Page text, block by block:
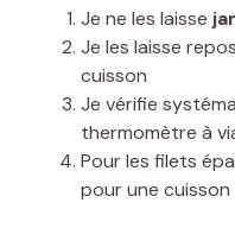
Je ne les laisse
Je les laisse
cuisson
Je vérifie
thermomètre à
Pour les filets
pour une